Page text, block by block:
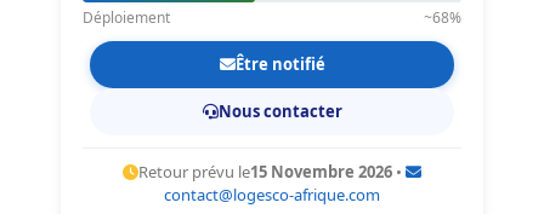
Déploiement ~68%
Être notifié
Nous contacter
Retour prévu le15 Novembre 2026 •
contact@logesco-afrique.com